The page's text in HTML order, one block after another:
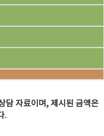
담 자료이며, 제시된 금액은
.